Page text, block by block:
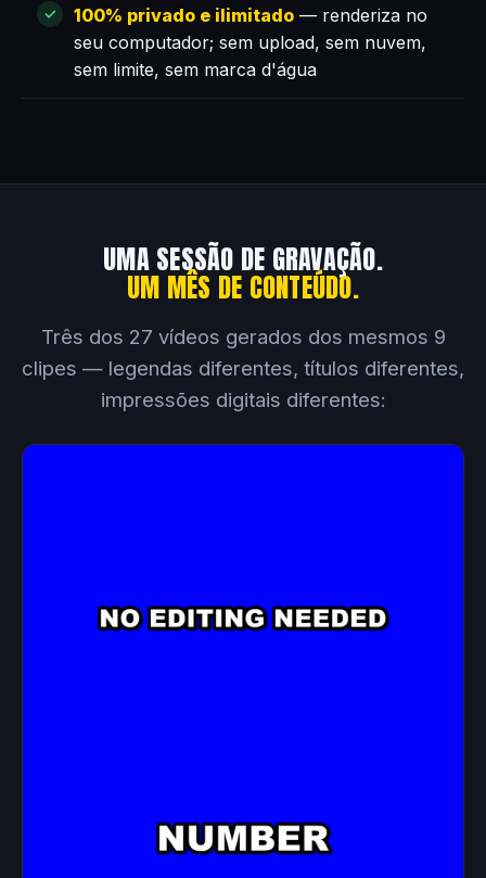
100% privado e ilimitado — renderiza no
seu computador; sem upload, sem nuvem,
sem limite, sem marca d'água
UMA SESSÃO DE GRAVAÇÃO.
UM MÊS DE CONTEÚDO.
Três dos 27 vídeos gerados dos mesmos 9
clipes — legendas diferentes, títulos diferentes,
impressões digitais diferentes: